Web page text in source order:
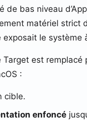
de bas niveau
matériel strict
le
est
:
cible.
enfoncé